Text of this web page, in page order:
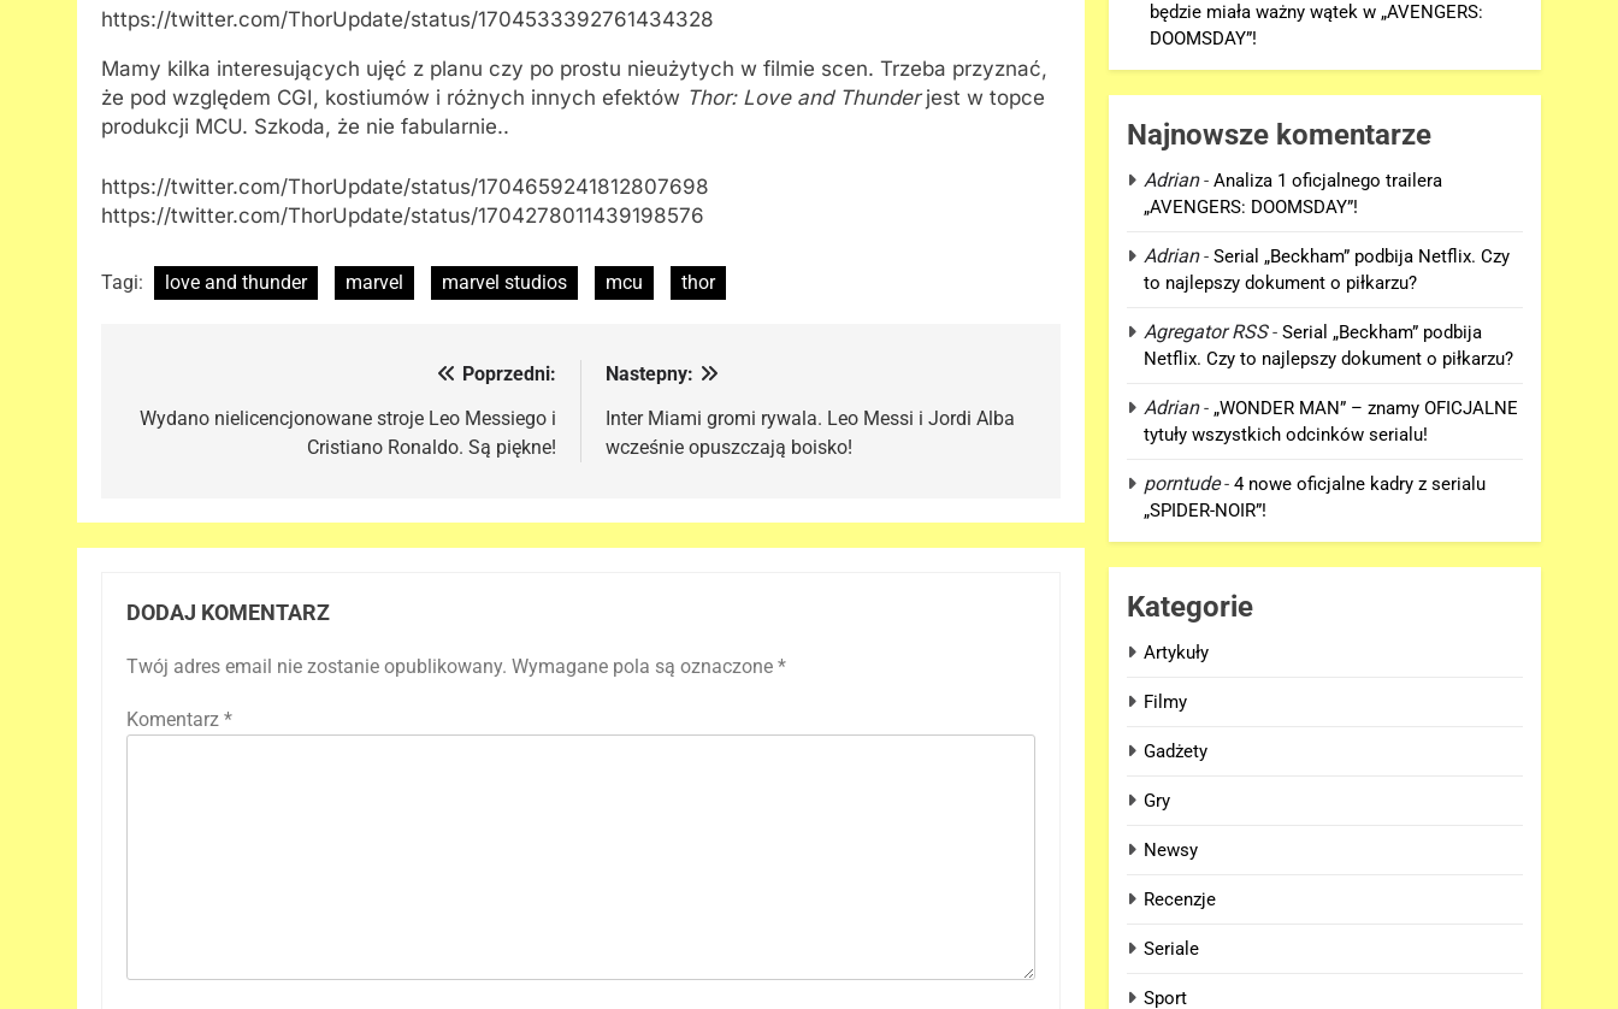
https://twitter.com/ThorUpdate/status/1704533392761434328
Mamy kilka interesujących ujęć z planu czy po prostu nieużytych w filmie scen. Trzeba przyznać,
że pod względem CGI, kostiumów i różnych innych efektów Thor: Love and Thunderjest w topce
produkcji MCU. Szkoda, że nie fabularnie..
https://twitter.com/ThorUpdate/status/1704659241812807698
https://twitter.com/ThorUpdate/status/1704278011439198576
Tagi: love and thunder marvel marvel studios mcu thor
wpisu
Poprzedni:
Wydano nielicencjonowane stroje Leo Messiego i
Cristiano Ronaldo. Są piękne!
Nastepny:
Inter Miami gromi rywala. Leo Messi i Jordi Alba
wcześnie opuszczają boisko!
DODAJ KOMENTARZ
Twój adres email nie zostanie opublikowany. Wymagane pola są oznaczone *
Komentarz *
będzie miała ważny wątek w „AVENGERS:
DOOMSDAY”!
Najnowsze komentarze
Adrian-Analiza 1 oficjalnego trailera
„AVENGERS: DOOMSDAY”!
Adrian-Serial „Beckham” podbija Netflix. Czy
to najlepszy dokument o piłkarzu?
Agregator RSS-Serial „Beckham” podbija
Netflix. Czy to najlepszy dokument o piłkarzu?
Adrian- „WONDER MAN” – znamy OFICJALNE
tytuły wszystkich odcinków serialu!
porntude-4 nowe oficjalne kadry z serialu
„SPIDER-NOIR”!
Kategorie
Artykuły
Filmy
Gadżety
Gry
Newsy
Recenzje
Seriale
Sport